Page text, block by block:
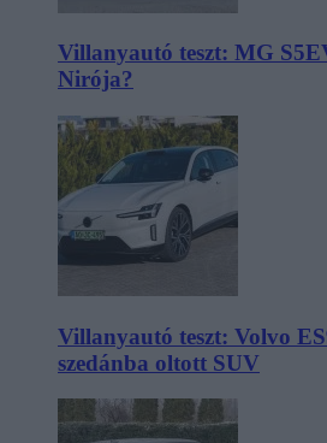
Villanyautó teszt: MG
Nirója?
Villanyautó teszt: Volvo
szedánba oltott SUV